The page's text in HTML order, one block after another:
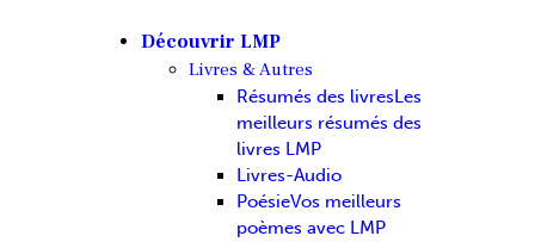
Découvrir LMP
Livres & Autres
Résumés des livresLes
meilleurs résumés des
livres LMP
Livres-Audio
PoésieVos meilleurs
poèmes avec LMP